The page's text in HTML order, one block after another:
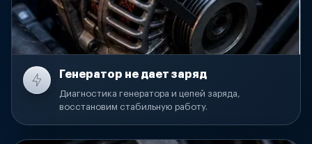
Генератор не дает заряд
Диагностика генератора и цепей заряда,
восстановим стабильную работу.